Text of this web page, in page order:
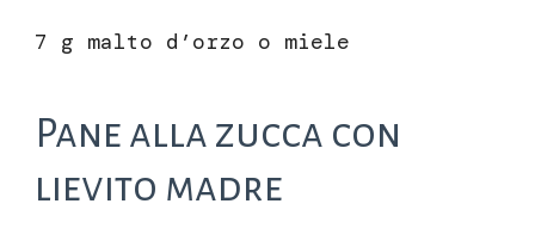
7 g malto d’orzo o miele
Pane alla zucca con
lievito madre